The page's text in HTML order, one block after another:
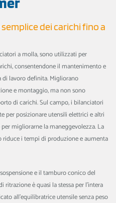
dei carichi fino a
a molla, sono utilizzati per
consentendone il mantenimento e
lavoro definita. Migliorano
e montaggio, ma non sono
di carichi. Sul campo, i bilanciatori
per posizionare utensili elettrici e altri
migliorarne la maneggevolezza. La
i tempi di produzione e aumenta
e il tamburo conico del
ritrazione è quasi la stessa per l'intera
all'equilibratrice utensile senza peso